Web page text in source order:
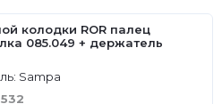
колодки ROR палец
085.049 + держатель
Sampa